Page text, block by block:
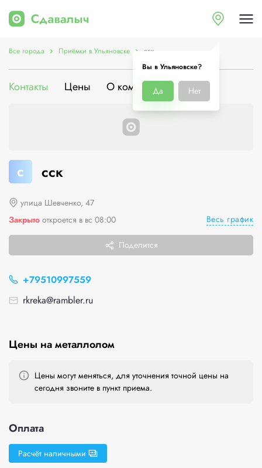
Вы в Ульяновске?
Да Нет
Все города Приёмки в Ульяновске сск
Контакты Цены О компании
с сск
улица Шевченко, 47
Закрыто откроется в вс 08:00 Весь график
Поделится
+79510997559
rkreka@rambler.ru
Цены на металлолом
Цены могут меняться, для уточнения точной цены на
сегодня звоните в пункт приема.
Оплата
Расчёт наличными